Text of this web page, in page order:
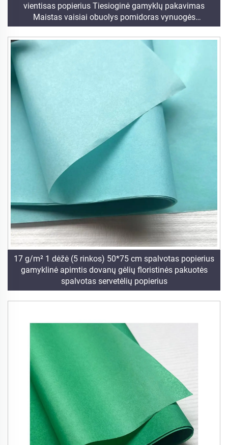
vientisas popierius Tiesioginė gamyklų pakavimas
Maistas vaisiai obuolys pomidoras vynuogės
apvyniojimo popierius servetėlės
17 g/m² 1 dėžė (5 rinkos) 50*75 cm spalvotas popierius
gamyklinė apimtis dovanų gėlių floristinės pakuotės
spalvotas servetėlių popierius